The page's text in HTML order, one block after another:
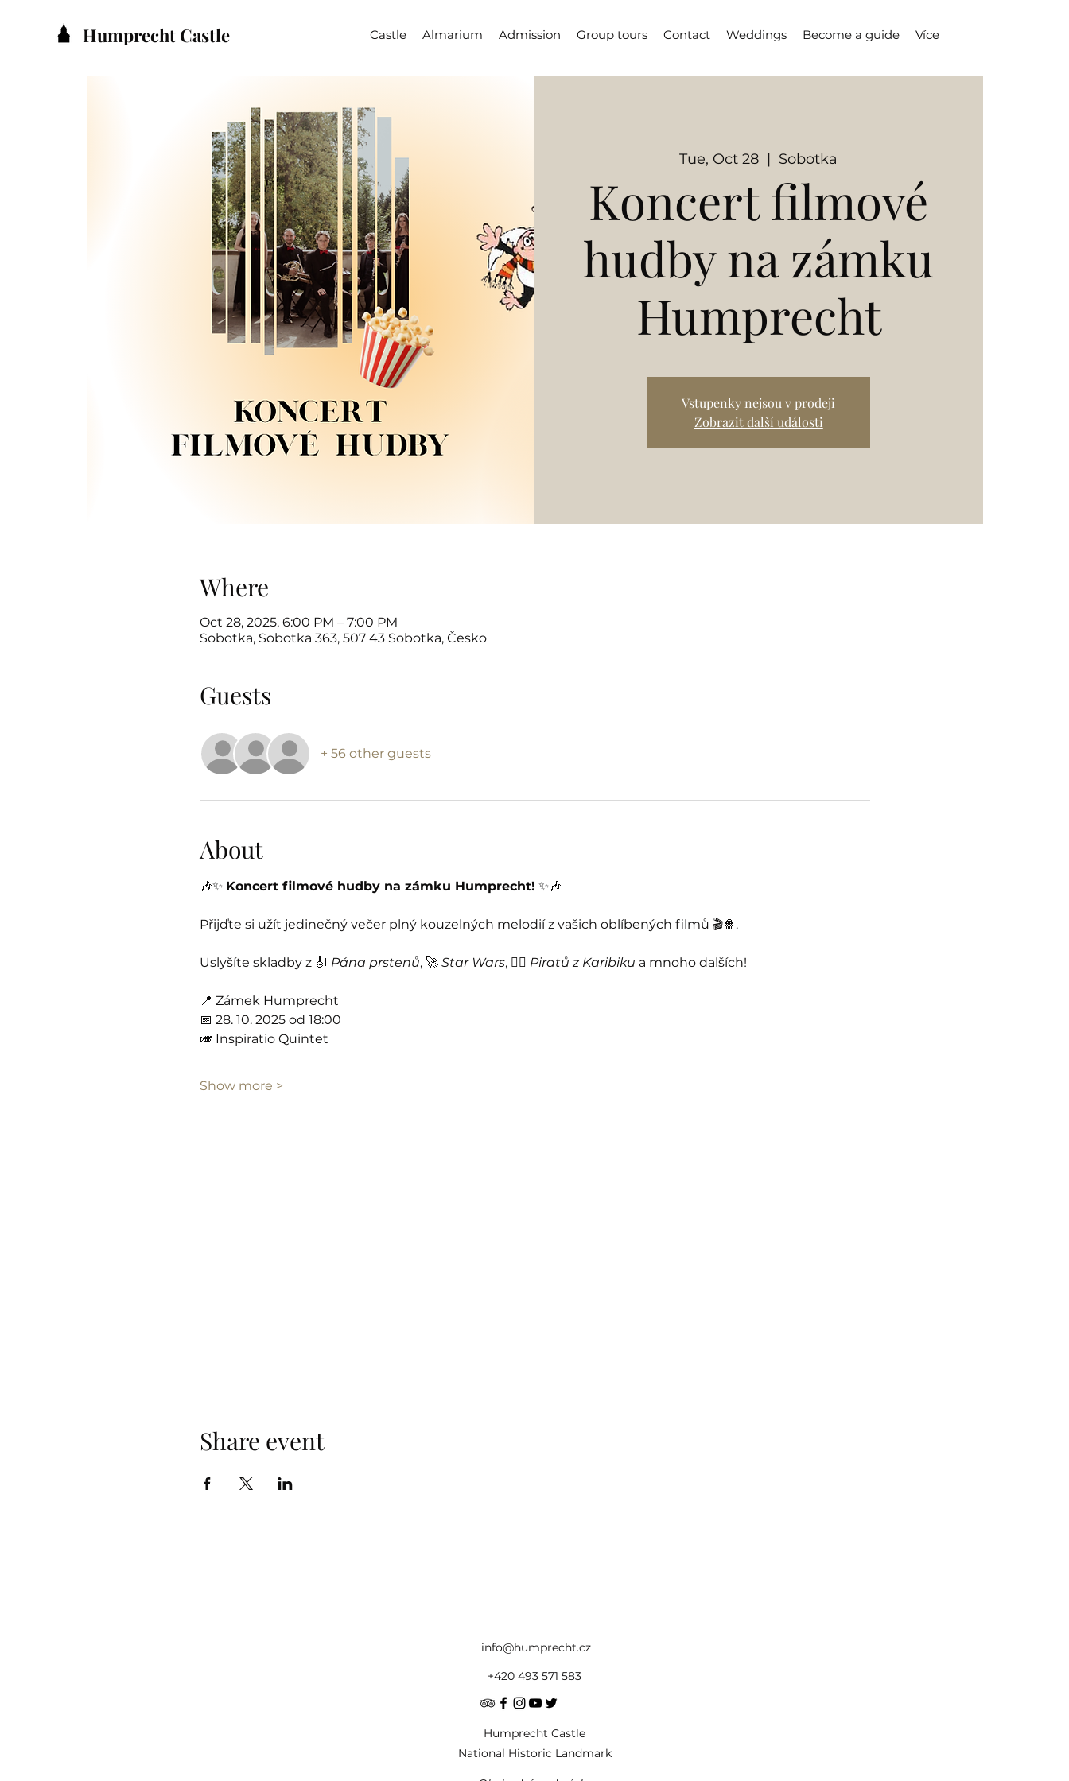
Humprecht Castle Castle Almarium Admission Group tours Contact Weddings Become a guide Více
Tue, Oct 28
  |
Sobotka
Koncert filmové
hudby na zámku
Humprecht
Vstupenky nejsou v prodeji
Zobrazit další události
Where
Oct 28, 2025, 6:00 PM – 7:00 PM
Sobotka, Sobotka 363, 507 43 Sobotka, Česko
Guests
+ 56 other guests
About
🎶✨ Koncert filmové hudby na zámku Humprecht! ✨🎶
Přijďte si užít jedinečný večer plný kouzelných melodií z vašich oblíbených filmů 🎬🍿.
Uslyšíte skladby z 🎻 Pána prstenů, 🚀 Star Wars, 🏴‍☠️ Piratů z Karibiku a mnoho dalších!
📍 Zámek Humprecht
📅 28. 10. 2025 od 18:00
🎺 Inspiratio Quintet
Show more >
Share event
info@humprecht.cz
+420 493 571 583
Humprecht Castle
National Historic Landmark